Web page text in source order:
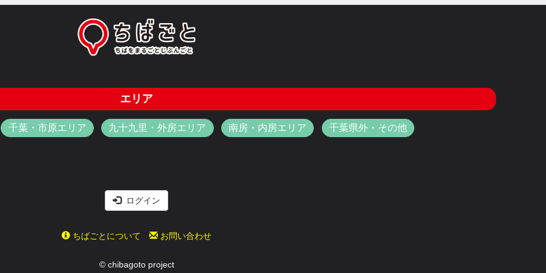
エリア
千葉・市原エリア 九十九里・外房エリア 南房・内房エリア 千葉県外・その他
ログイン
ちばごとについて お問い合わせ
© chibagoto project